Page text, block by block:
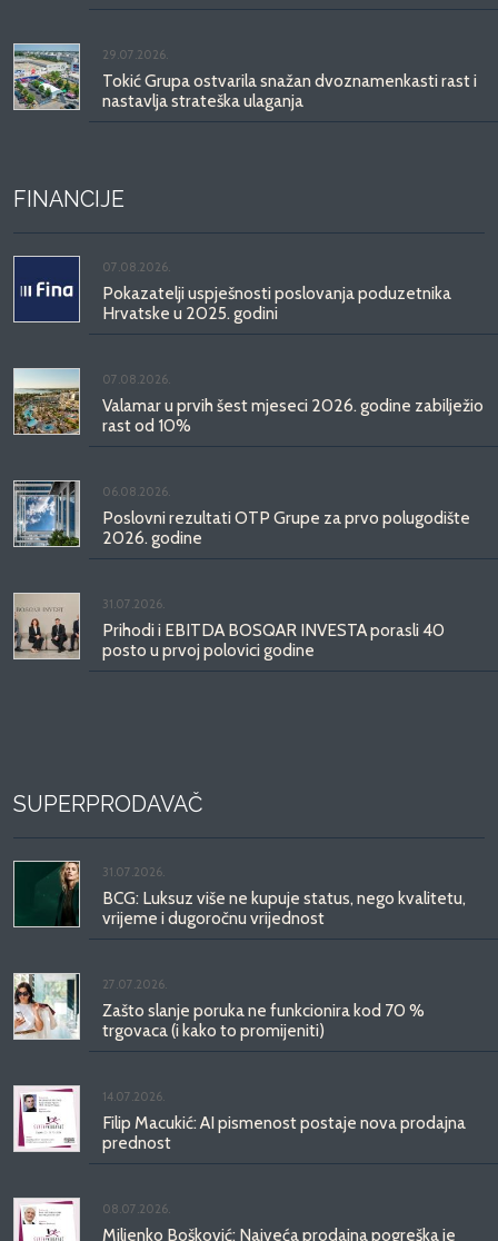
29.07.2026.
Tokić Grupa ostvarila snažan dvoznamenkasti rast i
nastavlja strateška ulaganja
FINANCIJE
07.08.2026.
Pokazatelji uspješnosti poslovanja poduzetnika
Hrvatske u 2025. godini
07.08.2026.
Valamar u prvih šest mjeseci 2026. godine zabilježio
rast od 10%
06.08.2026.
Poslovni rezultati OTP Grupe za prvo polugodište
2026. godine
31.07.2026.
Prihodi i EBITDA BOSQAR INVESTA porasli 40
posto u prvoj polovici godine
SUPERPRODAVAČ
31.07.2026.
BCG: Luksuz više ne kupuje status, nego kvalitetu,
vrijeme i dugoročnu vrijednost
27.07.2026.
Zašto slanje poruka ne funkcionira kod 70 %
trgovaca (i kako to promijeniti)
14.07.2026.
Filip Macukić: AI pismenost postaje nova prodajna
prednost
08.07.2026.
Miljenko Bošković: Najveća prodajna pogreška je